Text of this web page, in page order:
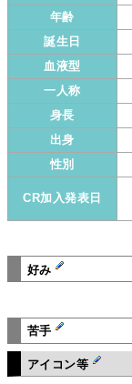
年齢
誕生日
血液型
一人称
身長
出身
性別
CR加入発表日
好み
苦手
アイコン等